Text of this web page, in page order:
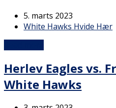
5. marts 2023
White Hawks Hvide Hær
Herlev Eagles vs.
White Hawks